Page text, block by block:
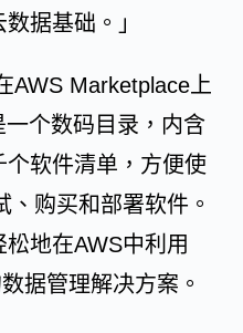
据基础。」
AWS Marketplace上
个数码目录，内含
软件清单，方便使
、购买和部署软件。
地在AWS中利用
据管理解决方案。